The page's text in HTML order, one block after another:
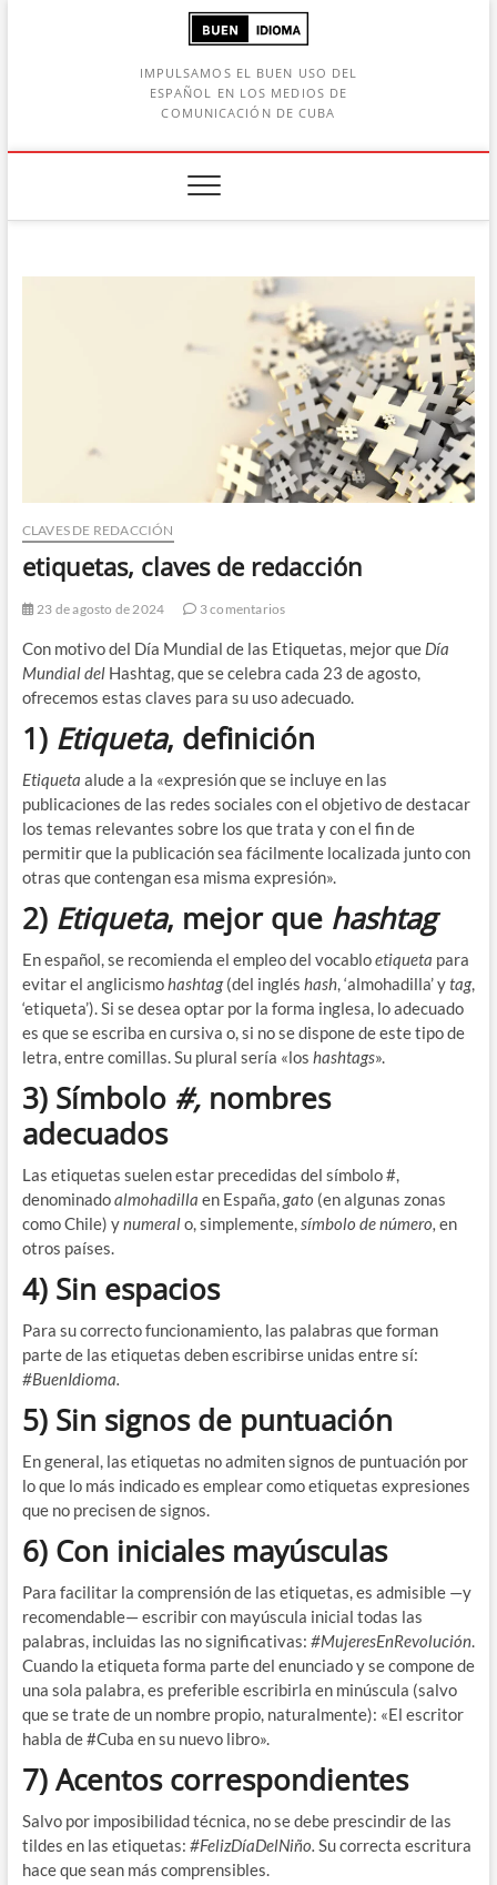
IMPULSAMOS EL BUEN USO DEL
ESPAÑOL EN LOS MEDIOS DE
COMUNICACIÓN DE CUBA
CLAVES DE REDACCIÓN
etiquetas, claves de redacción
23 de agosto de 2024 3 comentarios
Con motivo del Día Mundial de las Etiquetas, mejor que Día
Mundial del Hashtag, que se celebra cada 23 de agosto,
ofrecemos estas claves para su uso adecuado.
1) Etiqueta, definición
Etiqueta alude a la «expresión que se incluye en las
publicaciones de las redes sociales con el objetivo de destacar
los temas relevantes sobre los que trata y con el fin de
permitir que la publicación sea fácilmente localizada junto con
otras que contengan esa misma expresión».
2) Etiqueta, mejor que hashtag
En español, se recomienda el empleo del vocabloetiqueta para
evitar el anglicismohashtag(del inglés hash, ‘almohadilla’ ytag,
‘etiqueta’). Si se desea optar por la forma inglesa, lo adecuado
es que se escriba en cursiva o, si no se dispone de este tipo de
letra, entre comillas. Su plural sería «los hashtags».
3) Símbolo #, nombres
adecuados
Las etiquetas suelen estar precedidas del símbolo #,
denominadoalmohadilla en España,gato (en algunas zonas
como Chile) ynumeralo, simplemente,símbolo de número, en
otros países.
4) Sin espacios
Para su correcto funcionamiento, las palabras que forman
parte de las etiquetas deben escribirse unidas entre sí:
#BuenIdioma.
5) Sin signos de puntuación
En general, las etiquetas no admiten signos de puntuación por
lo que lo más indicado es emplear como etiquetas expresiones
que no precisen de signos.
6) Con iniciales mayúsculas
Para facilitar la comprensión de las etiquetas, es admisible —y
recomendable— escribir con mayúscula inicial todas las
palabras, incluidas las no significativas: #MujeresEnRevolución.
Cuando la etiqueta forma parte del enunciado y se compone de
una sola palabra, es preferible escribirla en minúscula (salvo
que se trate de un nombre propio, naturalmente): «El escritor
habla de #Cuba en su nuevo libro».
7) Acentos correspondientes
Salvo por imposibilidad técnica, no se debe prescindir de las
tildes en las etiquetas: #FelizDíaDelNiño. Su correcta escritura
hace que sean más comprensibles.